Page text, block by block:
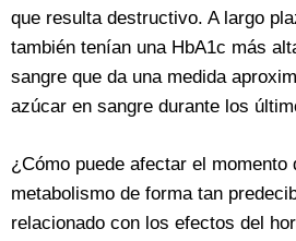
que resulta destructivo. A largo
también tenían una HbA1c más
sangre que da una medida
azúcar en sangre durante los
¿Cómo puede afectar el momento
metabolismo de forma tan
relacionado con los efectos del